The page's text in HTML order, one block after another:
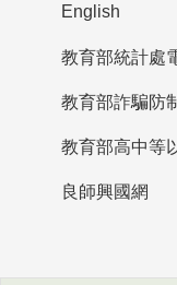
English
教育部詐騙防
良師興國網